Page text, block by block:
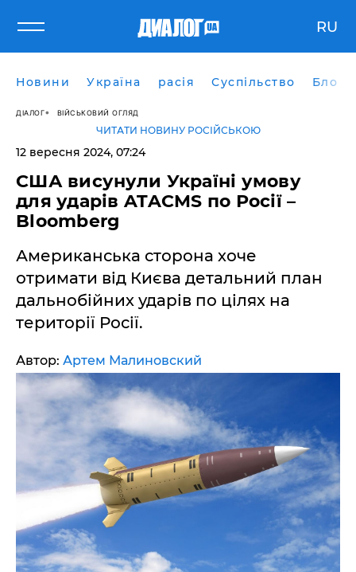
RU
Новини Україна расія Суспільство Блоги
ДІАЛОГ ВІЙСЬКОВИЙ ОГЛЯД
ЧИТАТИ НОВИНУ РОСІЙСЬКОЮ
12 вересня 2024, 07:24
США висунули Україні умову
для ударів ATACMS по Росії –
Bloomberg
Американська сторона хоче
отримати від Києва детальний план
дальнобійних ударів по цілях на
території Росії.
Автор: Артем Малиновский